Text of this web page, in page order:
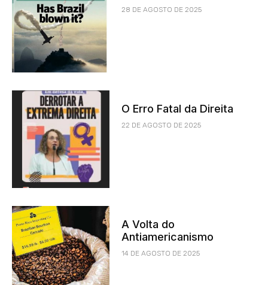
28 DE AGOSTO DE 2025
O Erro Fatal da Direita
22 DE AGOSTO DE 2025
A Volta do
Antiamericanismo
14 DE AGOSTO DE 2025